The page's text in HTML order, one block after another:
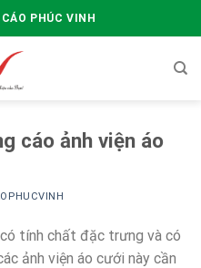
PHÚC VINH
cáo ảnh viện áo
tính chất đặc trưng và có
ảnh viện áo cưới này cần